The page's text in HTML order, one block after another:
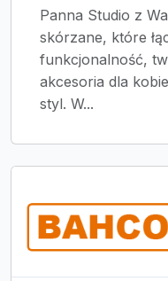
Panna Studio z
skórzane, które
funkcjonalność,
akcesoria dla
styl. W...